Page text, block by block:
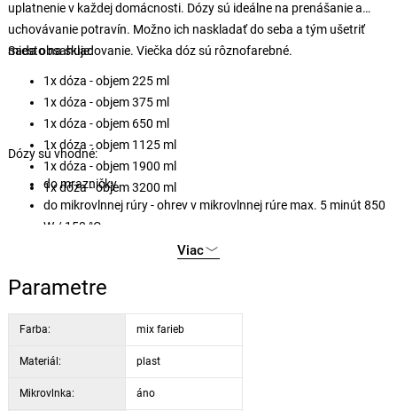
uplatnenie v každej domácnosti. Dózy sú ideálne na prenášanie a
uchovávanie potravín. Možno ich naskladať do seba a tým ušetriť
miesto na skladovanie. Viečka dóz sú rôznofarebné.
Sada obsahuje:
1x dóza - objem 225 ml
1x dóza - objem 375 ml
1x dóza - objem 650 ml
1x dóza - objem 1125 ml
1x dóza - objem 1900 ml
1x dóza - objem 3200 ml
Dózy sú vhodné:
do mrazničky
do mikrovlnnej rúry - ohrev v mikrovlnnej rúre max. 5 minút 850
W / 150 °C
Viac
Parametre
Farba: mix farieb
Materiál: plast
Mikrovlnka: áno